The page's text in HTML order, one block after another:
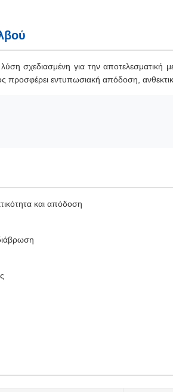
σχεδιασμένη για την αποτελεσματική
εντυπωσιακή απόδοση,
και απόδοση